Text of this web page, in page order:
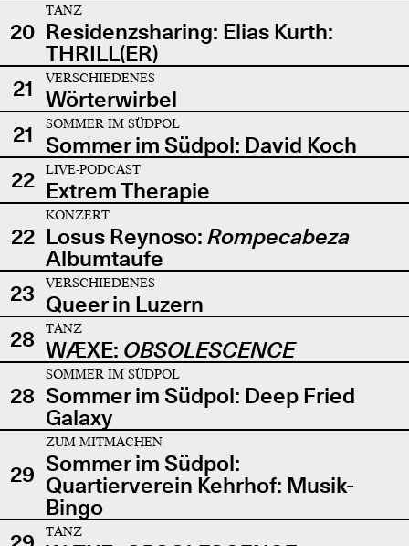
20
TANZ
Residenzsharing: Elias Kurth:
THRILL(ER)
21
VERSCHIEDENES
Wörterwirbel
21
SOMMER IM SÜDPOL
Sommer im Südpol: David Koch
22
LIVE-PODCAST
Extrem Therapie
22
KONZERT
Losus Reynoso: Rompecabeza
Albumtaufe
23
VERSCHIEDENES
Queer in Luzern
28
TANZ
WÆXE: OBSOLESCENCE
28
SOMMER IM SÜDPOL
Sommer im Südpol: Deep Fried
Galaxy
29
ZUM MITMACHEN
Sommer im Südpol:
Quartierverein Kehrhof: Musik-
Bingo
TANZ